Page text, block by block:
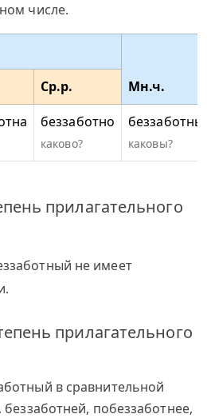
числе.
Мн.ч.
Ср.р.
беззаботно
каково?
беззаботны
каковы?
прилагательного
не имеет
прилагательного
в сравнительной
побеззаботнее,